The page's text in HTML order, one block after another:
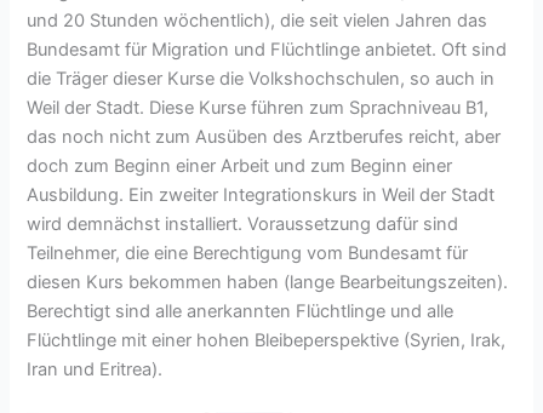
und 20 Stunden wöchentlich), die seit vielen Jahren das
Bundesamt für Migration und Flüchtlinge anbietet. Oft sind
die Träger dieser Kurse die Volkshochschulen, so auch in
Weil der Stadt. Diese Kurse führen zum Sprachniveau B1,
das noch nicht zum Ausüben des Arztberufes reicht, aber
doch zum Beginn einer Arbeit und zum Beginn einer
Ausbildung. Ein zweiter Integrationskurs in Weil der Stadt
wird demnächst installiert. Voraussetzung dafür sind
Teilnehmer, die eine Berechtigung vom Bundesamt für
diesen Kurs bekommen haben (lange Bearbeitungszeiten).
Berechtigt sind alle anerkannten Flüchtlinge und alle
Flüchtlinge mit einer hohen Bleibeperspektive (Syrien, Irak,
Iran und Eritrea).